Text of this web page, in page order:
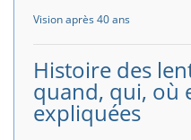
Vision après 40 ans
Histoire des
quand, qui, où
expliquées